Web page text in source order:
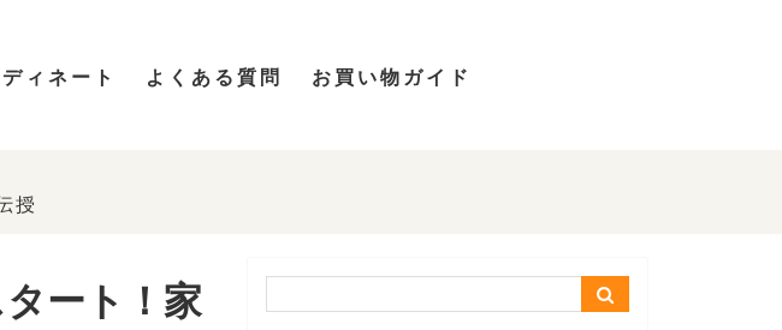
ィネート よくある質問 お買い物ガイド
授
ート！家